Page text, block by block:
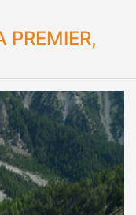
PREMIER,